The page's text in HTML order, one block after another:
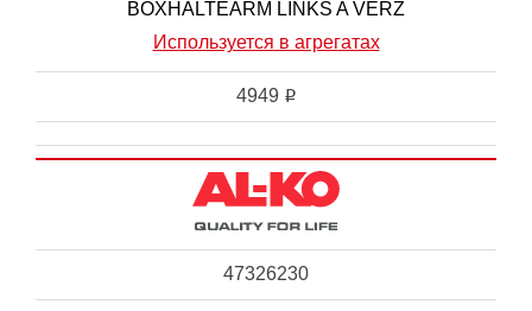
BOXHALTEARM LINKS A VERZ
Используется в агрегатах
4949 i
47326230